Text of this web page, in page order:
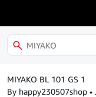
MIYAKO BL 101 GS 1
By happy230507shop •